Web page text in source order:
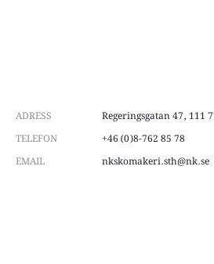
ADRESS
Regeringsgatan 47, 111
TELEFON
+46 (0)8-762 85 78
EMAIL
nkskomakeri.sth@nk.se